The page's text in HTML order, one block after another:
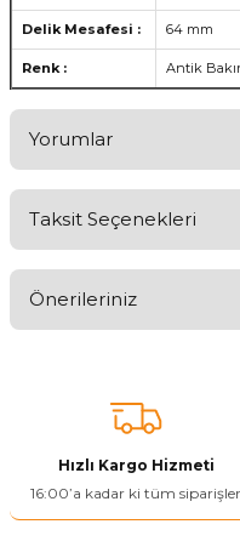
Delik Mesafesi : 64 mm
Renk : Antik Bakır
Yorumlar
Taksit Seçenekleri
Önerileriniz
tarafımıza iletebilirsiniz.
Görüş ve önerileriniz için
Ürün resmi kalitesiz, bozuk
Hızlı Kargo Hizmeti
16:00’a kadar ki tüm siparişler